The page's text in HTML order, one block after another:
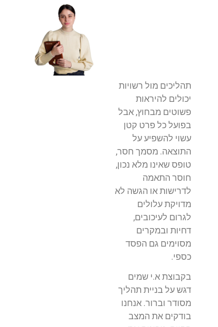
תהליכים מול רשויות
יכולים להיראות
פשוטים מבחוץ, אבל
בפועל כל פרט קטן
עשוי להשפיע על
התוצאה. מסמך חסר,
טופס שאינו מלא נכון,
חוסר התאמה
לדרישות או הגשה לא
מדויקת עלולים
לגרום לעיכובים,
דחיות ובמקרים
מסוימים גם הפסד
כספי.
בקבוצת א.י שמים
דגש על בניית תהליך
מסודר וברור. אנחנו
בודקים את המצב